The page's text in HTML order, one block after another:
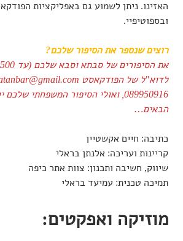
האזינו. ניתן לשמוע גם באפליקציות
ובספוטיפיי.
רוצים שנספר את הסיפור שלכם?
לדוא"ל של הפודקאסט
089950916, ואולי הסיפור המשפחתי
הבאים…
כתיבה: חיים אקשטיין
קריינות ועריכה: אלנתן בראלי
שיווק, חשיבה ותכנון: צוות אתר כיפה
תמיכה טכנית: עמיעד בראלי
מוזיקה ואפקטים: